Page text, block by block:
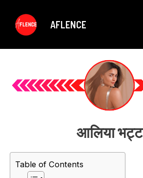
content
AFLENCE
आलिया भट्ट
Table of Contents